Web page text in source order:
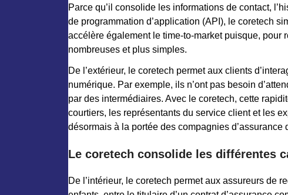
Parce qu’il consolide les informations de contact,
de programmation d’application (API), le coretech
accélère également le time-to-market puisque, pour
nombreuses et plus simples.
De l’extérieur, le coretech permet aux clients
numérique. Par exemple, ils n’ont pas besoin
par des intermédiaires. Avec le coretech, cette
courtiers, les représentants du service client et les
désormais à la portée des compagnies d’assurance
Le coretech consolide les différentes
De l’intérieur, le coretech permet aux assureurs de